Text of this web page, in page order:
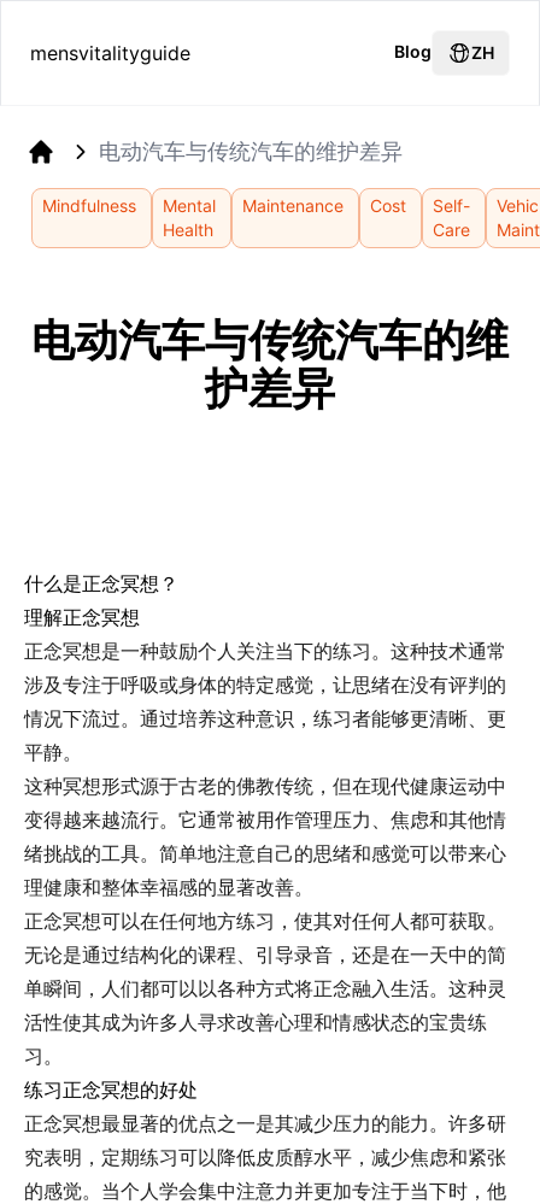
mensvitalityguide Blog ZH
电动汽车与传统汽车的维护差异
Mindfulness
Mental
Health
Maintenance Cost
Self-
Care
电动汽车与传统汽车的维
护差异
什么是正念冥想？
理解正念冥想
正念冥想是一种鼓励个人关注当下的练习。这种技术通常
涉及专注于呼吸或身体的特定感觉，让思绪在没有评判的
情况下流过。通过培养这种意识，练习者能够更清晰、更
平静。
这种冥想形式源于古老的佛教传统，但在现代健康运动中
变得越来越流行。它通常被用作管理压力、焦虑和其他情
绪挑战的工具。简单地注意自己的思绪和感觉可以带来心
理健康和整体幸福感的显著改善。
正念冥想可以在任何地方练习，使其对任何人都可获取。
无论是通过结构化的课程、引导录音，还是在一天中的简
单瞬间，人们都可以以各种方式将正念融入生活。这种灵
活性使其成为许多人寻求改善心理和情感状态的宝贵练
习。
练习正念冥想的好处
正念冥想最显著的优点之一是其减少压力的能力。许多研
究表明，定期练习可以降低皮质醇水平，减少焦虑和紧张
的感觉。当个人学会集中注意力并更加专注于当下时，他